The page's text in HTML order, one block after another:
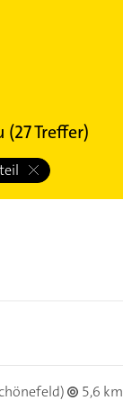
(27Treffer)
5,6 km